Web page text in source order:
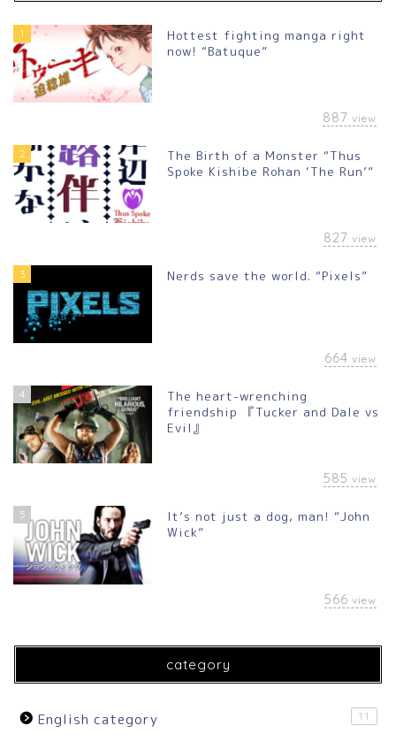
1
Hottest fighting manga right
now! “Batuque”
887 view
2
The Birth of a Monster “Thus
Spoke Kishibe Rohan ‘The Run’”
827 view
3 Nerds save the world. “Pixels”
664 view
4
The heart-wrenching
friendship 『Tucker and Dale vs
Evil』
585 view
5
It’s not just a dog, man! “John
Wick”
566 view
category
English category 11